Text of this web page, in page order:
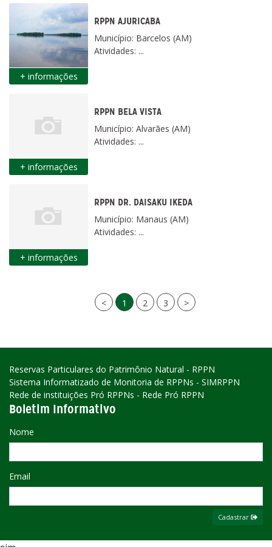
+ informações
RPPN AJURICABA
Município: Barcelos (AM)
Atividades: ...
+ informações
RPPN BELA VISTA
Município: Alvarães (AM)
Atividades: ...
+ informações
RPPN DR. DAISAKU IKEDA
Município: Manaus (AM)
Atividades: ...
< 1 2 3 >
Reservas Particulares do Patrimônio Natural - RPPN
Sistema Informatizado de Monitoria de RPPNs - SIMRPPN
Rede de instituições Pró RPPNs - Rede Pró RPPN
Boletim Informativo
Nome
Email
Cadastrar